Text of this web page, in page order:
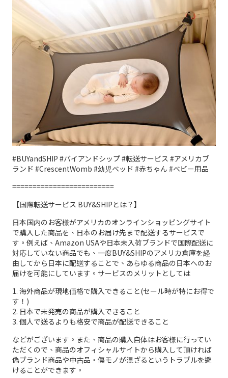
#BUYandSHIP #バイアンドシップ #転送サービス #アメリカブ
ランド #CrescentWomb #幼児ベッド #赤ちゃん #ベビー用品
=========================
【国際転送サービス BUY&SHIPとは？】
日本国内のお客様がアメリカのオンラインショッピングサイト
で購入した商品を、日本のお届け先まで配送するサービスで
す。例えば、Amazon USAや日本未入荷ブランドで国際配送に
対応していない商品でも、一度BUY&SHIPのアメリカ倉庫を経
由してから日本に配送することで、あらゆる商品の日本へのお
届けを可能にしています。サービスのメリットとしては
1. 海外商品が現地価格で購入できること(セール時が特にお得で
す！)
2. 日本で未発売の商品が購入できること
3. 個人で送るよりも格安で商品が配送できること
などがございます。また、商品の購入自体はお客様に行ってい
ただくので、商品のオフィシャルサイトから購入して頂ければ
偽ブランド商品や中古品・傷モノが混ざるというトラブルを避
けることができます。